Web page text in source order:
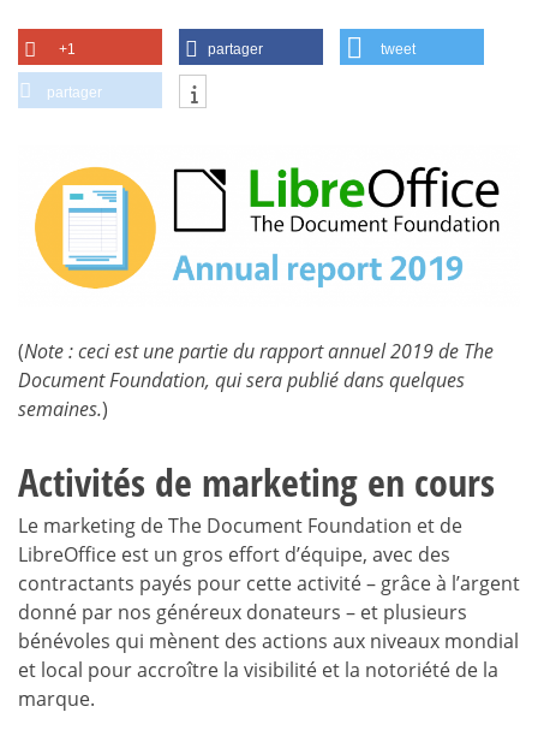
+1 partager tweet
partager
(Note : ceci est une partie du rapport annuel 2019 de The
Document Foundation, qui sera publié dans quelques
semaines.)
Activités de marketing en cours
Le marketing de The Document Foundation et de
LibreOffice est un gros effort d’équipe, avec des
contractants payés pour cette activité – grâce à l’argent
donné par nos généreux donateurs – et plusieurs
bénévoles qui mènent des actions aux niveaux mondial
et local pour accroître la visibilité et la notoriété de la
marque.